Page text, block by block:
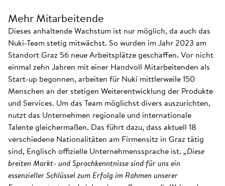
Mehr Mitarbeitende
Dieses anhaltende Wachstum ist nur möglich, da auch das
Nuki-Team stetig mitwächst. So wurden im Jahr 2023 am
Standort Graz 56 neue Arbeitsplätze geschaffen. Vor nicht
einmal zehn Jahren mit einer Handvoll Mitarbeitenden als
Start-up begonnen, arbeiten für Nuki mittlerweile 150
Menschen an der stetigen Weiterentwicklung der Produkte
und Services. Um das Team möglichst divers auszurichten,
nutzt das Unternehmen regionale und internationale
Talente gleichermaßen. Das führt dazu, dass aktuell 18
verschiedene Nationalitäten am Firmensitz in Graz tätig
sind, Englisch offizielle Unternehmenssprache ist. „Diese
breiten Markt- und Sprachkenntnisse sind für uns ein
essenzieller Schlüssel zum Erfolg im Rahmen unserer